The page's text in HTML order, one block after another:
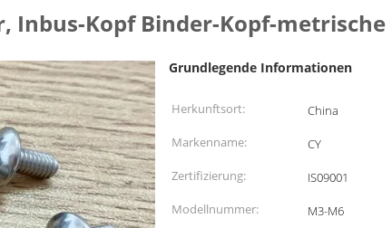
Inbus-Kopf Binder-Kopf-metrische
Grundlegende Informationen
Herkunftsort:
China
Markenname:
CY
Zertifizierung:
IS09001
Modellnummer:
M3-M6